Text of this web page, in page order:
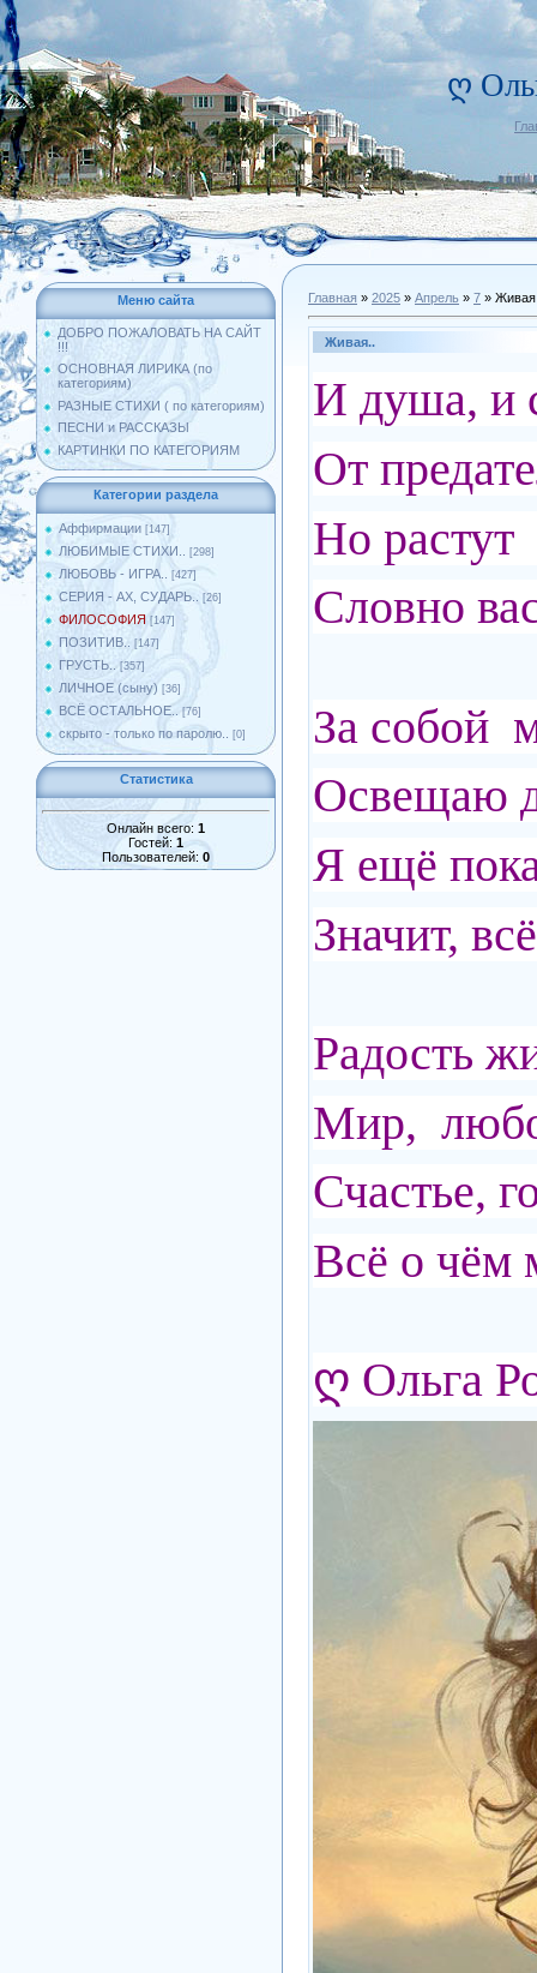
ღ
Меню сайта
ДОБРО ПОЖАЛОВАТЬ НА САЙТ
!!!
ОСНОВНАЯ ЛИРИКА (по
категориям)
РАЗНЫЕ СТИХИ ( по категориям)
ПЕСНИ и РАССКАЗЫ
КАРТИНКИ ПО КАТЕГОРИЯМ
Категории раздела
Аффирмации [147]
ЛЮБИМЫЕ СТИХИ.. [298]
ЛЮБОВЬ - ИГРА.. [427]
СЕРИЯ - АХ, СУДАРЬ.. [26]
ФИЛОСОФИЯ [147]
ПОЗИТИВ.. [147]
ГРУСТЬ.. [357]
ЛИЧНОЕ (сыну) [36]
ВСЁ ОСТАЛЬНОЕ.. [76]
скрыто - только по паролю.. [0]
Статистика
Онлайн всего: 1
Гостей: 1
Пользователей: 0
Главная » 2025 » Апрель » 7 »
Живая..
И душа, и
От
Но растут
Словно
За собой
Освещаю
Я ещё
Значит,
Радость
Мир,
Счастье,
Всё о чём
ღ Ольга